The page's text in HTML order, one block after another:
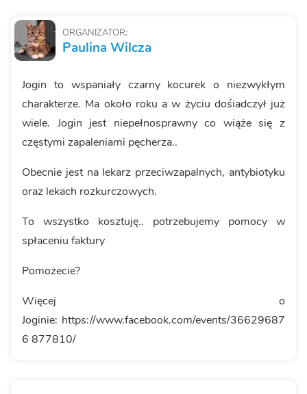
ORGANIZATOR:
Paulina Wilcza
Jogin to wspaniały czarny kocurek o niezwykłym
charakterze. Ma około roku a w życiu dośiadczył już
wiele. Jogin jest niepełnosprawny co wiąże się z
częstymi zapaleniami pęcherza..
Obecnie jest na lekarz przeciwzapalnych, antybiotyku
oraz lekach rozkurczowych.
To wszystko kosztuję.. potrzebujemy pomocy w
spłaceniu faktury
Pomożecie?
Więcej o
Joginie: https://www.facebook.com/events/36629687
6 877810/